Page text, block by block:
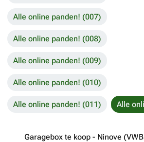
Alle online panden! (007)
Alle online panden! (008)
Alle online panden! (009)
Alle online panden! (010)
Alle online panden! (011) Alle
Garagebox te koop - Ninove